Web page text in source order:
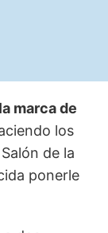
marca de
los
de la
ponerle